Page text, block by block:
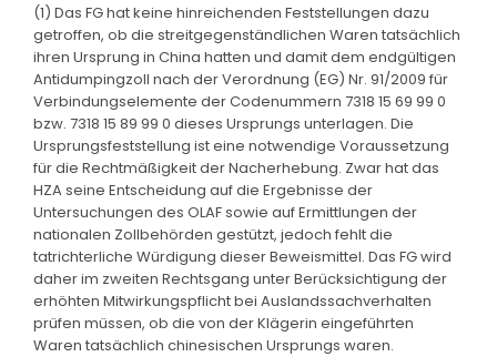
(1) Das FG hat keine hinreichenden Feststellungen dazu
getroffen, ob die streitgegenständlichen Waren tatsächlich
ihren Ursprung in China hatten und damit dem endgültigen
Antidumpingzoll nach der Verordnung (EG) Nr. 91/2009 für
Verbindungselemente der Codenummern 7318 15 69 99 0
bzw. 7318 15 89 99 0 dieses Ursprungs unterlagen. Die
Ursprungsfeststellung ist eine notwendige Voraussetzung
für die Rechtmäßigkeit der Nacherhebung. Zwar hat das
HZA seine Entscheidung auf die Ergebnisse der
Untersuchungen des OLAF sowie auf Ermittlungen der
nationalen Zollbehörden gestützt, jedoch fehlt die
tatrichterliche Würdigung dieser Beweismittel. Das FG wird
daher im zweiten Rechtsgang unter Berücksichtigung der
erhöhten Mitwirkungspflicht bei Auslandssachverhalten
prüfen müssen, ob die von der Klägerin eingeführten
Waren tatsächlich chinesischen Ursprungs waren.